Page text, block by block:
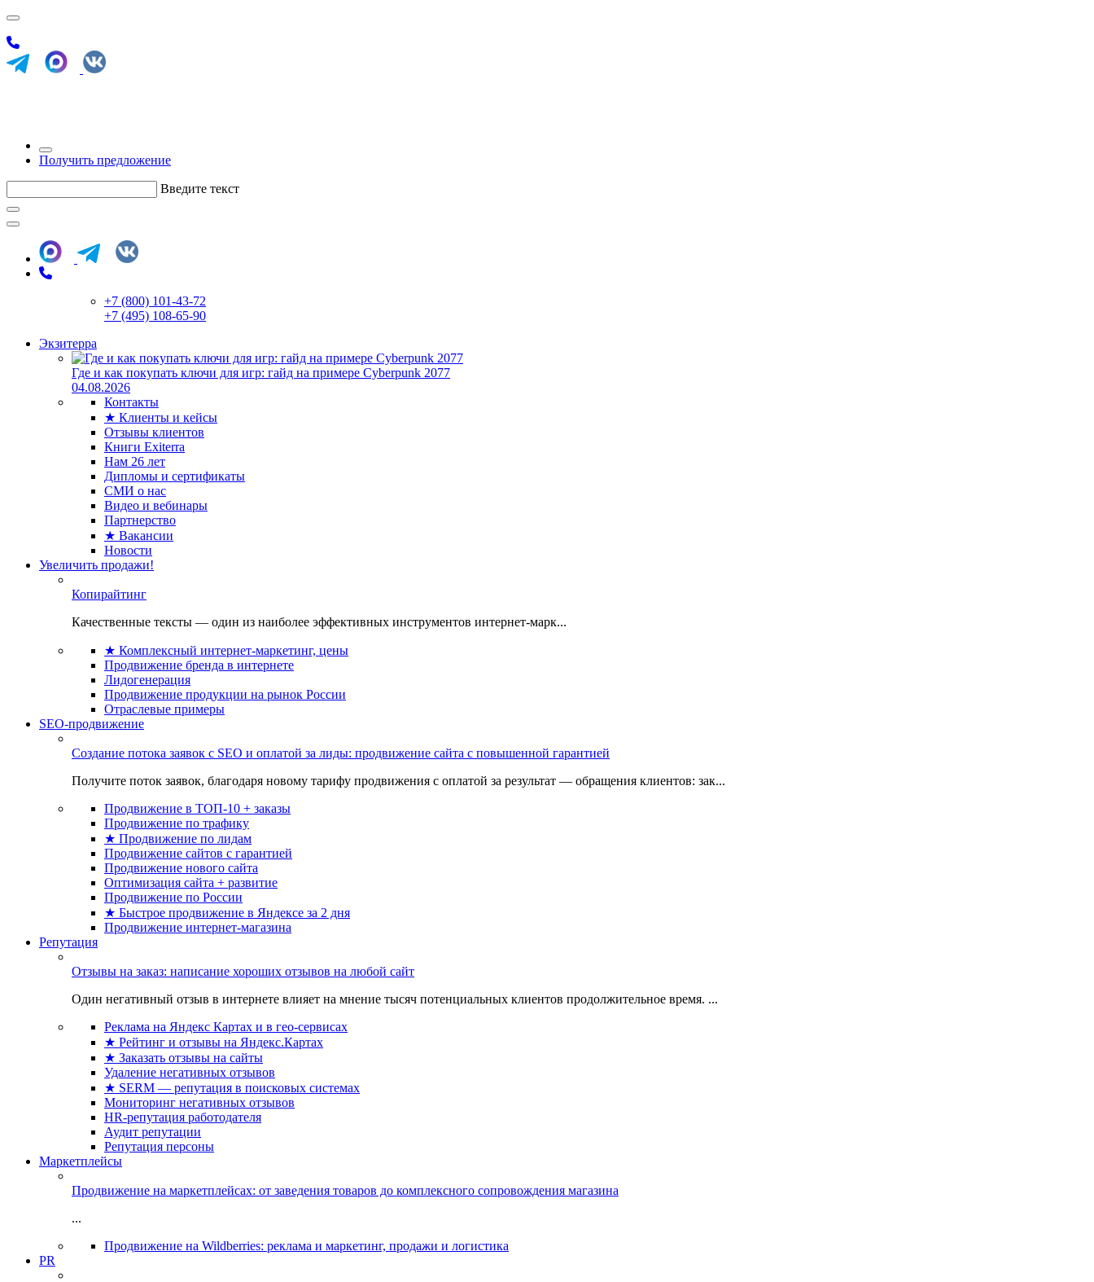
Получить предложение
Введите текст
+7 (800) 101-43-72
+7 (495) 108-65-90
Экзитерра
Где и как покупать ключи для игр: гайд на примере Cyberpunk 2077
04.08.2026
Контакты
★ Клиенты и кейсы
Отзывы клиентов
Книги Exiterra
Нам 26 лет
Дипломы и сертификаты
СМИ о нас
Видео и вебинары
Партнерство
★ Вакансии
Новости
Увеличить продажи!
Копирайтинг
Качественные тексты — один из наиболее эффективных инструментов интернет-марк...
★ Комплексный интернет-маркетинг, цены
Продвижение бренда в интернете
Лидогенерация
Продвижение продукции на рынок России
Отраслевые примеры
SEO-продвижение
Создание потока заявок с SEO и оплатой за лиды: продвижение сайта с повышенной гарантией
Получите поток заявок, благодаря новому тарифу продвижения с оплатой за результат — обращения клиентов: зак...
Продвижение в ТОП-10 + заказы
Продвижение по трафику
★ Продвижение по лидам
Продвижение сайтов с гарантией
Продвижение нового сайта
Оптимизация сайта + развитие
Продвижение по России
★ Быстрое продвижение в Яндексе за 2 дня
Продвижение интернет-магазина
Репутация
Отзывы на заказ: написание хороших отзывов на любой сайт
Один негативный отзыв в интернете влияет на мнение тысяч потенциальных клиентов продолжительное время. ...
Реклама на Яндекс Картах и в гео-сервисах
★ Рейтинг и отзывы на Яндекс.Картах
★ Заказать отзывы на сайты
Удаление негативных отзывов
★ SERM — репутация в поисковых системах
Мониторинг негативных отзывов
HR-репутация работодателя
Аудит репутации
Репутация персоны
Маркетплейсы
Продвижение на маркетплейсах: от заведения товаров до комплексного сопровождения магазина
...
Продвижение на Wildberries: реклама и маркетинг, продажи и логистика
PR